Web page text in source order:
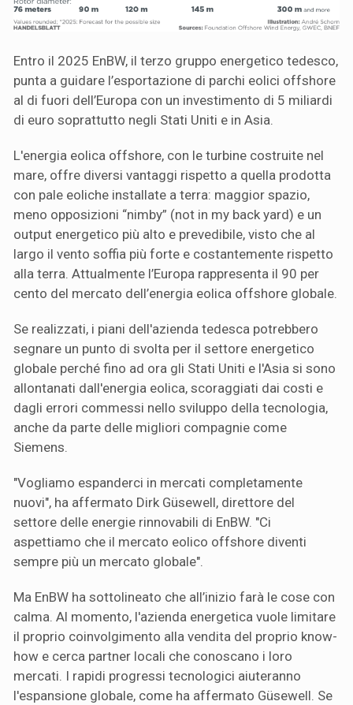
Entro il 2025 EnBW, il terzo gruppo energetico tedesco,
punta a guidare l’esportazione di parchi eolici offshore
al di fuori dell’Europa con un investimento di 5 miliardi
di euro soprattutto negli Stati Uniti e in Asia.
L'energia eolica offshore, con le turbine costruite nel
mare, offre diversi vantaggi rispetto a quella prodotta
con pale eoliche installate a terra: maggior spazio,
meno opposizioni “nimby” (not in my back yard) e un
output energetico più alto e prevedibile, visto che al
largo il vento soffia più forte e costantemente rispetto
alla terra. Attualmente l’Europa rappresenta il 90 per
cento del mercato dell’energia eolica offshore globale.
Se realizzati, i piani dell'azienda tedesca potrebbero
segnare un punto di svolta per il settore energetico
globale perché fino ad ora gli Stati Uniti e l'Asia si sono
allontanati dall'energia eolica, scoraggiati dai costi e
dagli errori commessi nello sviluppo della tecnologia,
anche da parte delle migliori compagnie come
Siemens.
"Vogliamo espanderci in mercati completamente
nuovi", ha affermato Dirk Güsewell, direttore del
settore delle energie rinnovabili di EnBW. "Ci
aspettiamo che il mercato eolico offshore diventi
sempre più un mercato globale".
Ma EnBW ha sottolineato che all’inizio farà le cose con
calma. Al momento, l'azienda energetica vuole limitare
il proprio coinvolgimento alla vendita del proprio know-
how e cerca partner locali che conoscano i loro
mercati. I rapidi progressi tecnologici aiuteranno
l'espansione globale, come ha affermato Güsewell. Se